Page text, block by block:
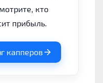
кто
прибыль.
капперов